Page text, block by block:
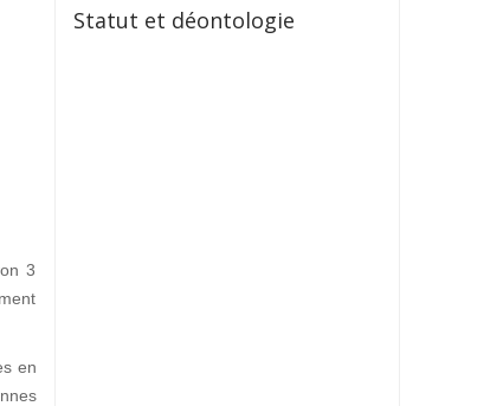
3
en
Statut et déontologie